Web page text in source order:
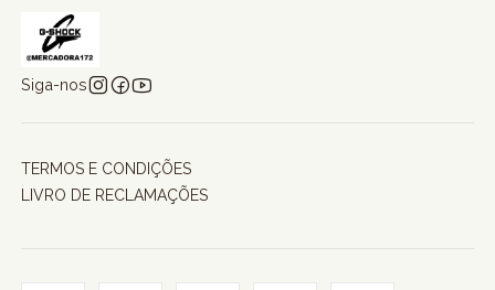
Siga-nos
TERMOS E CONDIÇÕES
LIVRO DE RECLAMAÇÕES